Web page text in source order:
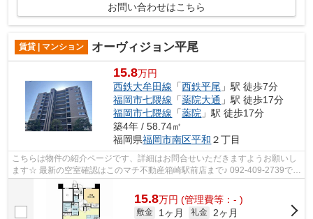
お問い合わせはこちら
賃貸 | マンション オーヴィジョン平尾
15.8万円
西鉄大牟田線 「西鉄平尾 」駅 徒歩7分
福岡市七隈線 「薬院大通 」駅 徒歩17分
福岡市七隈線 「薬院 」駅 徒歩17分
築4年 / 58.74㎡
福岡県福岡市南区平和 ２丁目
こちらは物件の紹介ページです、詳細はお問合せいただきますようお願いし
ます☆ 最新の空室確認はこのマチ不動産箱崎駅前店まで♪ 092-409-2739で
す！迅速に対応致します！！！！！♪
15.8万円 (管理費等：- )
敷金 1ヶ月 礼金
2ヶ月